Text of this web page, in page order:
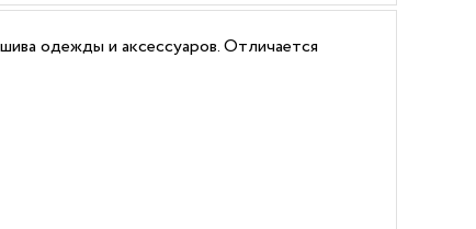
одежды и аксессуаров. Отличается